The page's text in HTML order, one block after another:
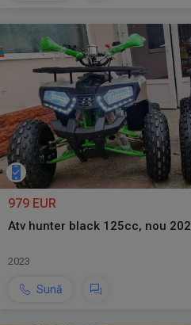
979 EUR
Atv hunter black 125cc, nou
2023
Sună